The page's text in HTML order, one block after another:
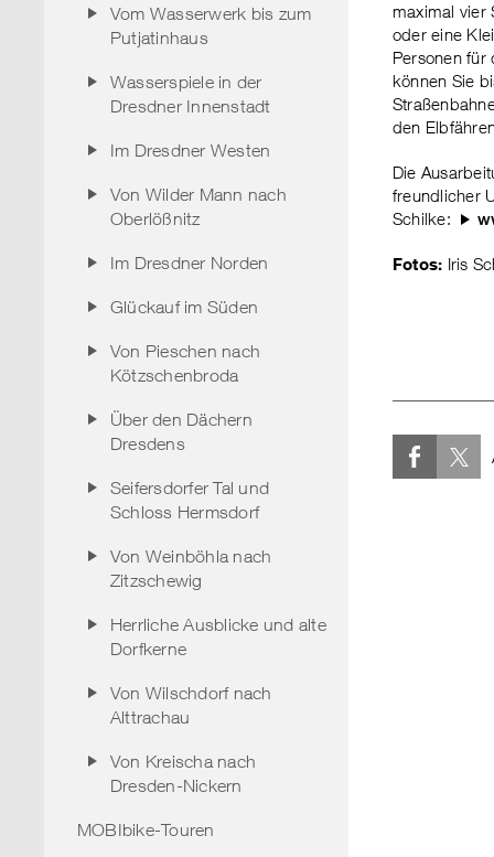
Vom Wasserwerk bis zum
Putjatinhaus
Wasserspiele in der
Dresdner Innenstadt
Im Dresdner Westen
Von Wilder Mann nach
Oberlößnitz
Im Dresdner Norden
Glückauf im Süden
Von Pieschen nach
Kötzschenbroda
Über den Dächern
Dresdens
Seifersdorfer Tal und
Schloss Hermsdorf
Von Weinböhla nach
Zitzschewig
Herrliche Ausblicke und alte
Dorfkerne
Von Wilschdorf nach
Alttrachau
Von Kreischa nach
Dresden-Nickern
MOBIbike-Touren
maximal vier
oder eine
Personen für
können Sie
den
Die
freundlicher
Schilke:
Fotos: Iris